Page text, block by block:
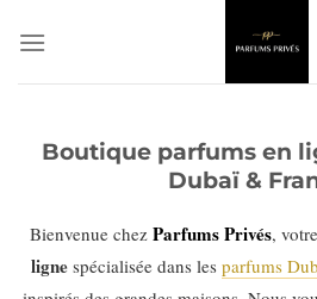
au
Boutique parfums en
Dubaï &
Bienvenue chez Parfums Privés, votre
lignespécialisée dans les parfums